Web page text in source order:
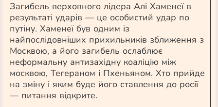
Загибель верховного лідера Алі Хаменеї в
результаті ударів — це особистий удар по
путіну. Хаменеї був одним із
найпослідовніших прихильників зближення з
Москвою, а його загибель ослаблює
неформальну антизахідну коаліцію між
москвою, Тегераном і Пхеньяном. Хто прийде
на зміну і яким буде його ставлення до росії
— питання відкрите.